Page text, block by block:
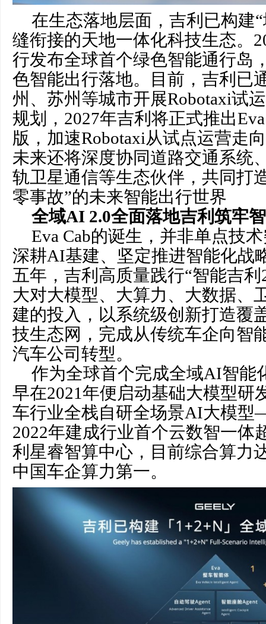
在生态落地层面，吉利已构建
缝衔接的天地一体化科技生态。
行发布全球首个绿色智能通行岛
色智能出行落地。目前，吉利已
州、苏州等城市开展Robotaxi试
规划，2027年吉利将正式推出
版，加速Robotaxi从试点运营走
未来还将深度协同道路交通系统
轨卫星通信等生态伙伴，共同打
零事故”的未来智能出行世界
全域AI 2.0全面落地吉利筑牢
Eva Cab的诞生，并非单点技
深耕AI基建、坚定推进智能化战
五年，吉利高质量践行“智能吉
大对大模型、大算力、大数据、
建的投入，以系统级创新打造覆
技生态网，完成从传统车企向智
汽车公司转型。
作为全球首个完成全域AI智能
早在2021年便启动基础大模型研
车行业全栈自研全场景AI大模
2022年建成行业首个云数智一
利星睿智算中心，目前综合算力
中国车企算力第一。